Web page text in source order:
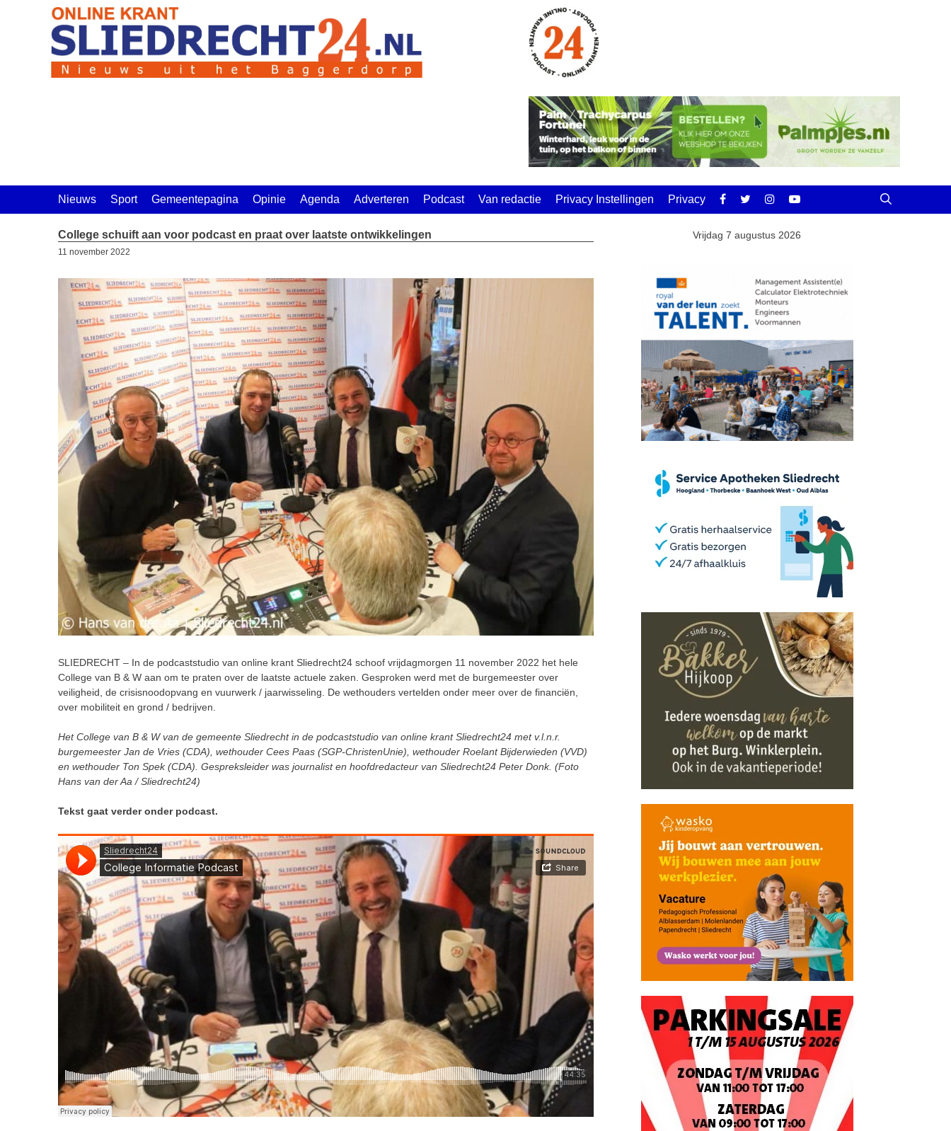
Nieuws Sport Gemeentepagina Opinie Agenda Adverteren Podcast Van redactie Privacy Instellingen Privacy
College schuift aan voor podcast en praat over laatste ontwikkelingen
11 november 2022
SLIEDRECHT – In de podcaststudio van online krant Sliedrecht24 schoof vrijdagmorgen 11 november 2022 het hele
College van B & W aan om te praten over de laatste actuele zaken. Gesproken werd met de burgemeester over
veiligheid, de crisisnoodopvang en vuurwerk / jaarwisseling. De wethouders vertelden onder meer over de financiën,
over mobiliteit en grond / bedrijven.
Het College van B & W van de gemeente Sliedrecht in de podcaststudio van online krant Sliedrecht24 met v.l.n.r.
burgemeester Jan de Vries (CDA), wethouder Cees Paas (SGP-ChristenUnie), wethouder Roelant Bijderwieden (VVD)
en wethouder Ton Spek (CDA). Gespreksleider was journalist en hoofdredacteur van Sliedrecht24 Peter Donk. (Foto
Hans van der Aa / Sliedrecht24)
Tekst gaat verder onder podcast.
Vrijdag 7 augustus 2026